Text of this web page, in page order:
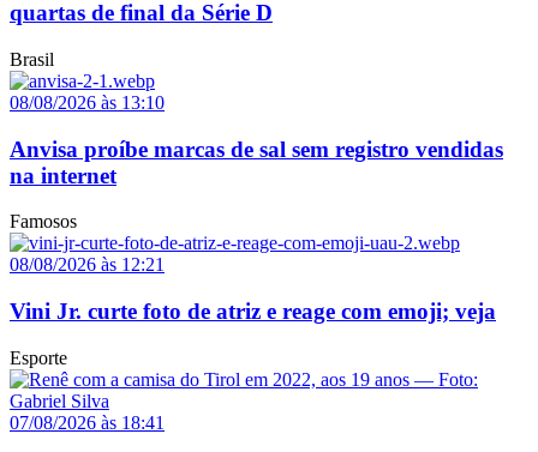
quartas de final da Série D
Brasil
08/08/2026 às 13:10
Anvisa proíbe marcas de sal sem registro vendidas
na internet
Famosos
08/08/2026 às 12:21
Vini Jr. curte foto de atriz e reage com emoji; veja
Esporte
07/08/2026 às 18:41